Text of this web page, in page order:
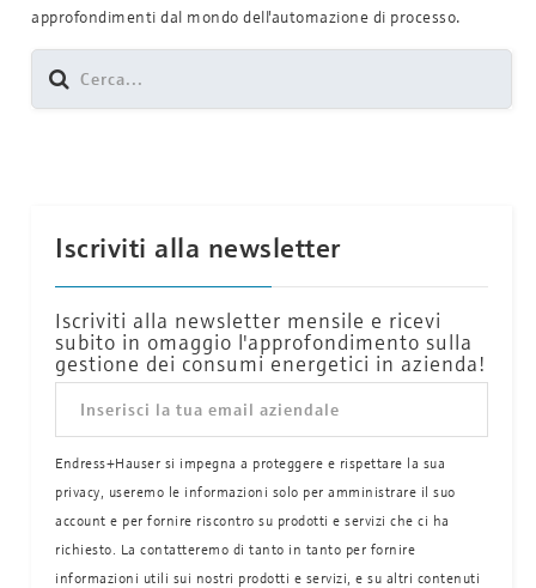
approfondimenti dal mondo dell'automazione di processo.
Iscriviti alla newsletter
Iscriviti alla newsletter mensile e ricevi
subito in omaggio l'approfondimento sulla
gestione dei consumi energetici in azienda!
Endress+Hauser si impegna a proteggere e rispettare la sua
privacy, useremo le informazioni solo per amministrare il suo
account e per fornire riscontro su prodotti e servizi che ci ha
richiesto. La contatteremo di tanto in tanto per fornire
informazioni utili sui nostri prodotti e servizi, e su altri contenuti